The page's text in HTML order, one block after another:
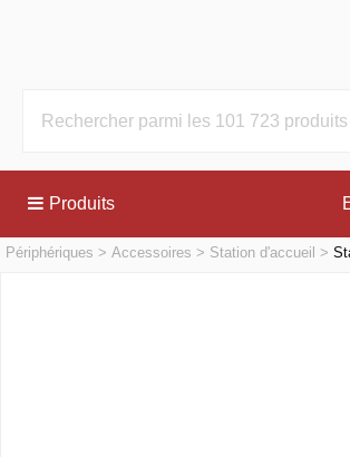
Produits
Périphériques Accessoires Station d'accueil